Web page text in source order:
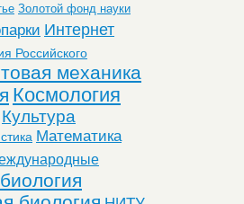
Золотой фонд науки
Интернет
Российского
механика
Космология
Культура
Математика